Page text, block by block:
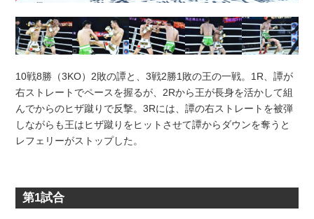
10戦8勝（3KO）2敗の譚と、3戦2勝1敗の王の一戦。1R、譚が
右ストレートでペースを握るが、2Rから王が長身を活かして組
んでからのヒザ蹴りで反撃。3Rには、譚の右ストレートを被弾
しながらも王はヒザ蹴りをヒットさせて譚からダウンを奪うと
レフェリーがストップした。
第1試合